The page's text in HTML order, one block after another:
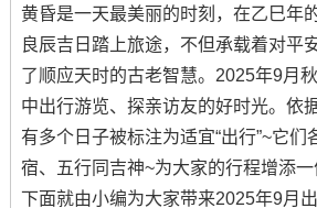
黄昏是一天最美丽的时刻，在乙巳年
良辰吉日踏上旅途，不但承载着对平
了顺应天时的古老智慧。2025年9月
中出行游览、探亲访友的好时光。依
有多个日子被标注为适宜“出行”~它们
宿、五行同吉神~为大家的行程增添
下面就由小编为大家带来2025年9月